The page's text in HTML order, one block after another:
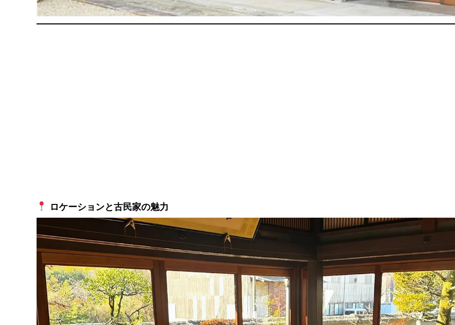
ロケーションと古民家の魅力